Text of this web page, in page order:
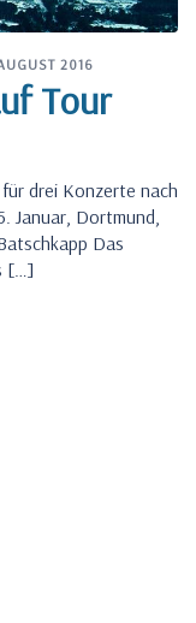
2016
Tour
drei Konzerte nach
Januar, Dortmund,
Das
[…]